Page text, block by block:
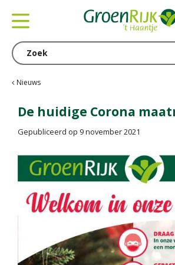
Nieuws
De huidige Corona
Gepubliceerd op 9 november 2021